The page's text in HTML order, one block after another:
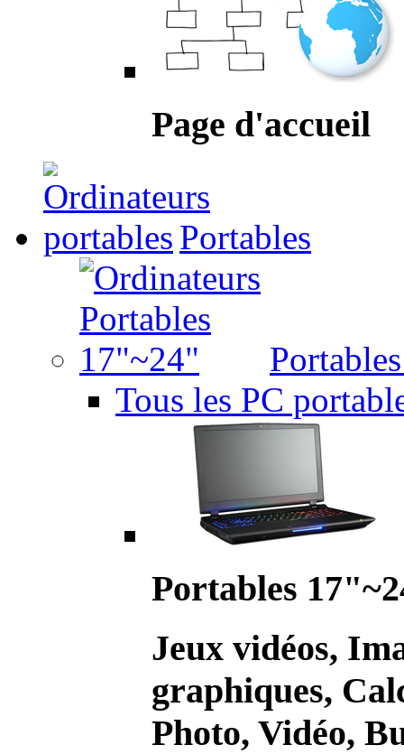
Page d'accueil
Portables
Tous les PC
Portables
Jeux vidéos,
graphiques,
Photo, Vidéo,